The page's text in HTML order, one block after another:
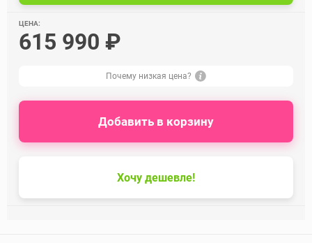
ЦЕНА:
615 990 ₽
Почему низкая цена?
Хочу дешевле!
Добавить в корзину